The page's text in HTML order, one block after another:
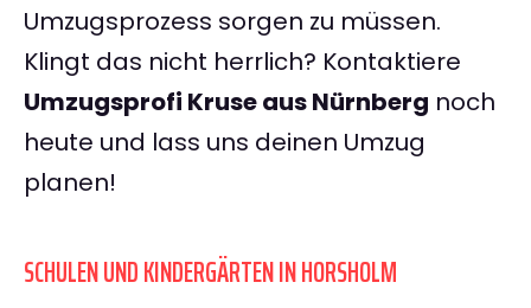
Umzugsprozess sorgen zu müssen.
Klingt das nicht herrlich? Kontaktiere
Umzugsprofi Kruse aus Nürnberg noch
heute und lass uns deinen Umzug
planen!
SCHULEN UND KINDERGÄRTEN IN HORSHOLM